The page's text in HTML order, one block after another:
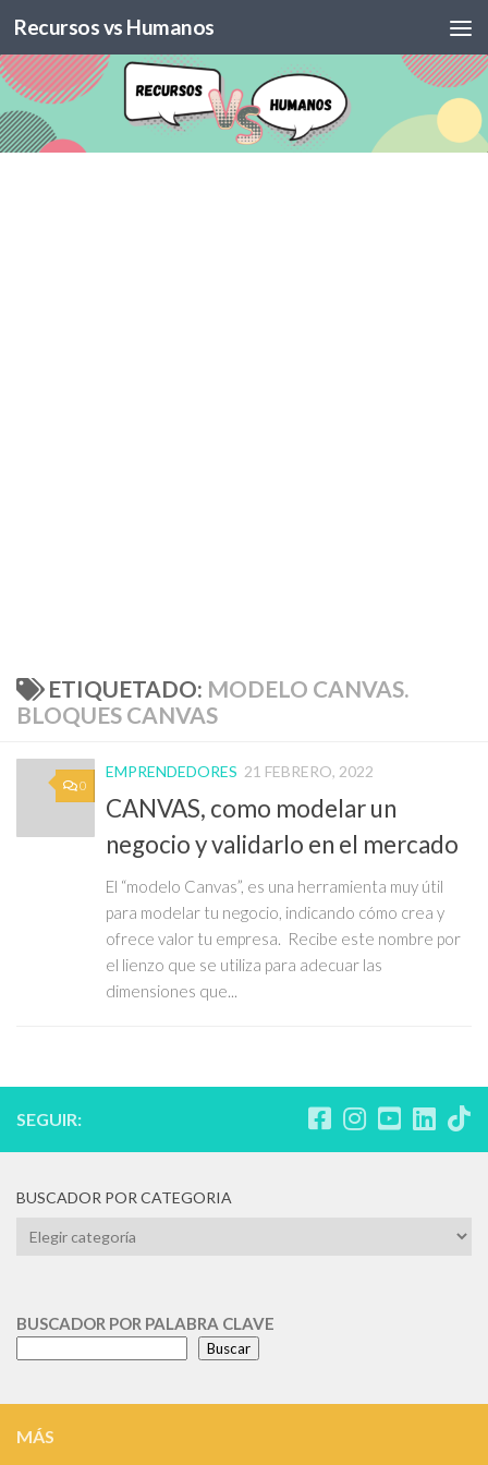
Skip to content
Recursos vs Humanos
ETIQUETADO: MODELO CANVAS.
BLOQUES CANVAS
0
EMPRENDEDORES 21 FEBRERO, 2022
CANVAS, como modelar un
negocio y validarlo en el mercado
El “modelo Canvas”, es una herramienta muy útil
para modelar tu negocio, indicando cómo crea y
ofrece valor tu empresa. Recibe este nombre por
el lienzo que se utiliza para adecuar las
dimensiones que...
SEGUIR:
BUSCADOR POR CATEGORIA
BUSCADOR
BUSCADOR POR PALABRA CLAVE
Buscar
MÁS